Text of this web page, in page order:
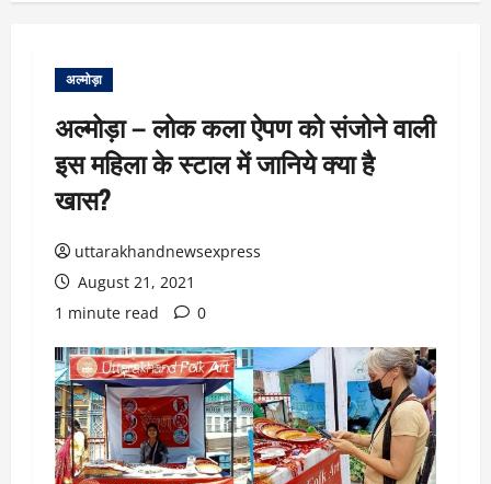
अल्मोड़ा
अल्मोड़ा – लोक कला ऐपण को संजोने वाली
इस महिला के स्टाल में जानिये क्या है
खास?
uttarakhandnewsexpress
August 21, 2021
1 minute read
0